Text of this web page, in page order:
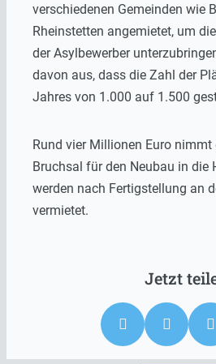
verschiedenen Gemeinden wie
Rheinstetten angemietet, um
der Asylbewerber
davon aus, dass die Zahl der
Jahres von 1.000 auf 1.500
Rund vier Millionen Euro
Bruchsal für den Neubau in die
werden nach Fertigstellung an
vermietet.